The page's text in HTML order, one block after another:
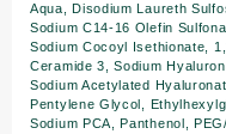
Aqua, Disodium Laureth
Sodium C14-16 Olefin
Sodium Cocoyl Isethionate,
Ceramide 3, Sodium
Sodium Acetylated
Pentylene Glycol,
Sodium PCA, Panthenol,